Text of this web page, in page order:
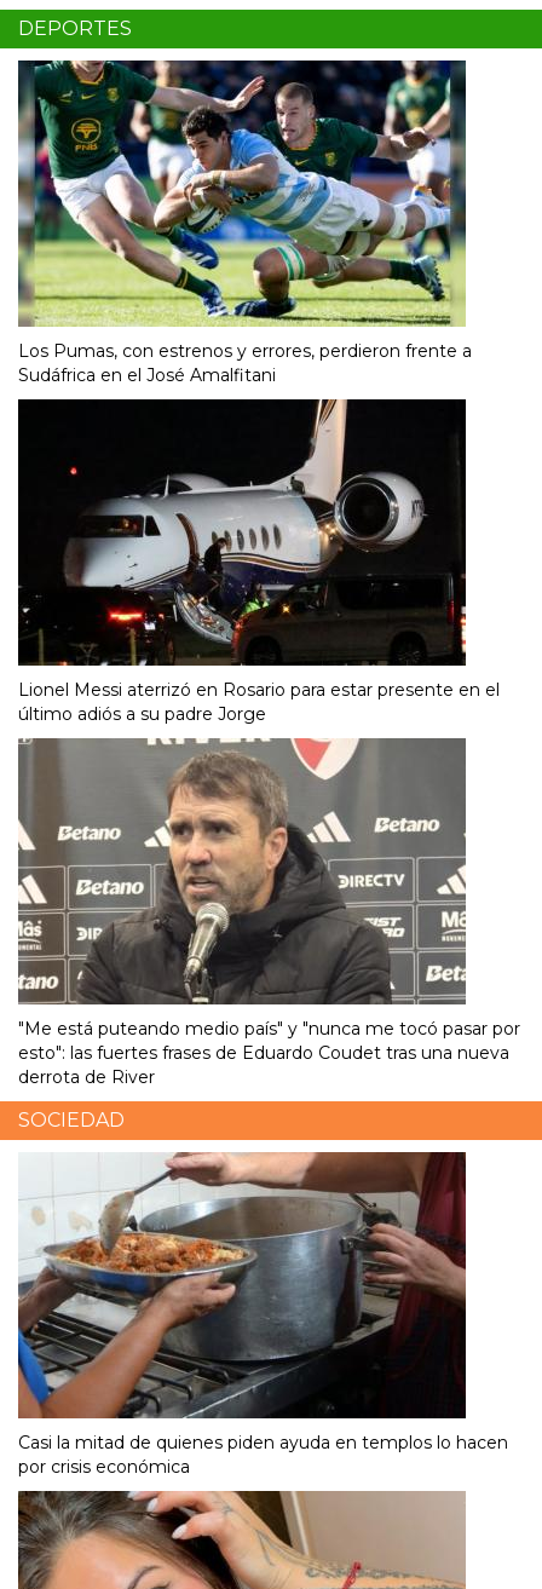
DEPORTES
Los Pumas, con estrenos y errores, perdieron frente a
Sudáfrica en el José Amalfitani
Lionel Messi aterrizó en Rosario para estar presente en el
último adiós a su padre Jorge
"Me está puteando medio país" y "nunca me tocó pasar por
esto": las fuertes frases de Eduardo Coudet tras una nueva
derrota de River
SOCIEDAD
Casi la mitad de quienes piden ayuda en templos lo hacen
por crisis económica